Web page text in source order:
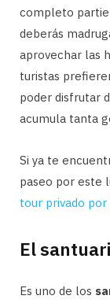
completo
deberás
aprovechar las
turistas
poder disfrutar
acumula tanta
Si ya te
paseo por este
tour privado
El
Es uno de los